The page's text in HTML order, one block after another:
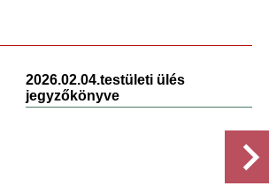
2026.02.04.testületi ülés
jegyzőkönyve